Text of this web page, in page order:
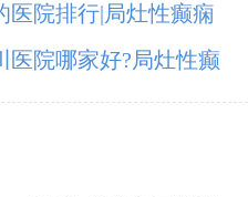
医院排行|局灶性癫痫
医院哪家好?局灶性癫